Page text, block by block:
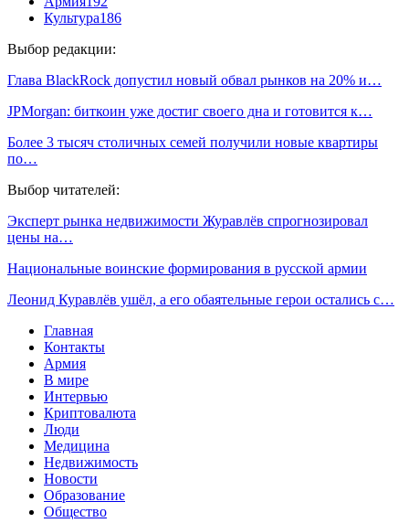
Культура186
Выбор редакции:
Глава BlackRock допустил новый обвал рынков на 20% и…
JPMorgan: биткоин уже достиг своего дна и готовится к…
Более 3 тысяч столичных семей получили новые квартиры
по…
Выбор читателей:
Эксперт рынка недвижимости Журавлёв спрогнозировал
цены на…
Национальные воинские формирования в русской армии
Леонид Куравлёв ушёл, а его обаятельные герои остались с…
Главная
Контакты
Армия
В мире
Интервью
Криптовалюта
Люди
Медицина
Недвижимость
Новости
Образование
Общество